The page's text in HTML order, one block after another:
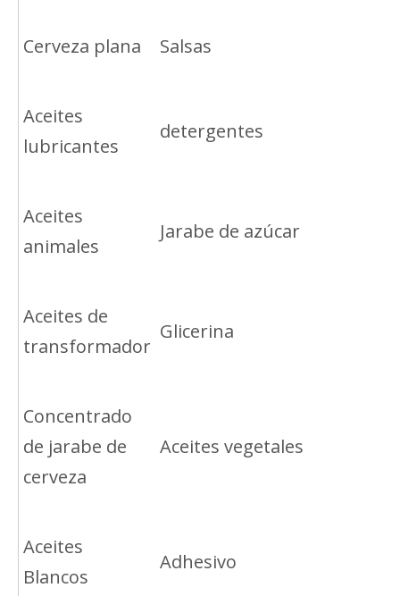
Cerveza plana Salsas
Aceites
lubricantes
detergentes
Aceites
animales
Jarabe de azúcar
Aceites de
transformador
Glicerina
Concentrado
de jarabe de
cerveza
Aceites vegetales
Aceites
Blancos
Adhesivo